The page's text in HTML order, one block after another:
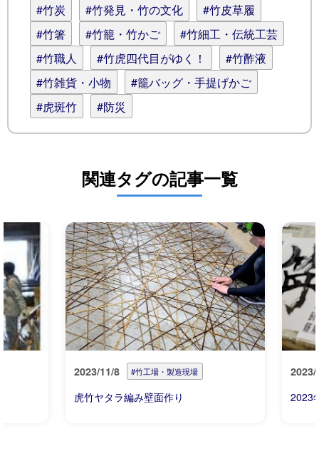
#竹炭
#竹発見・竹の文化
#竹皮草履
#竹箸
#竹籠・竹かご
#竹細工・伝統工芸
#竹職人
#竹虎四代目がゆく！
#竹酢液
#竹雑貨・小物
#籠バッグ・手提げかご
#虎斑竹
#防災
関連タグの記事一覧
2023/11/8 #竹工場・製造現場
虎竹ヤタラ編み壁面作り
2023/
2023